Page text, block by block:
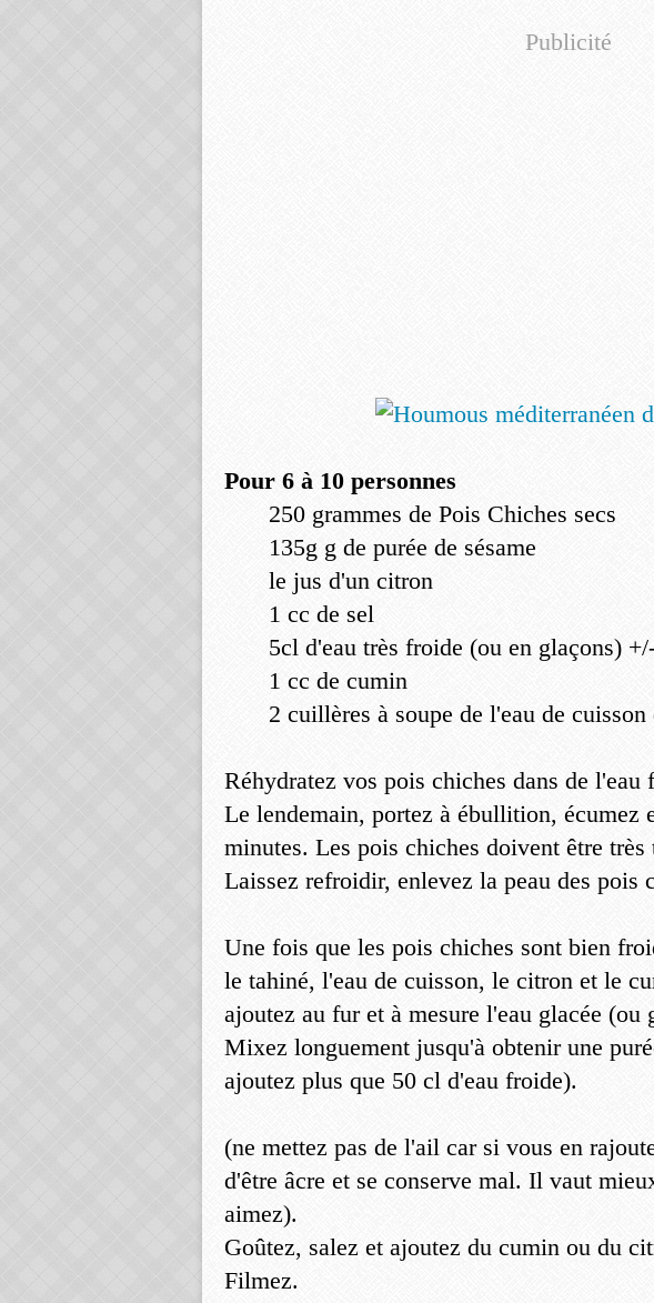
Publicité
Pour 6 à 10 personnes
250 grammes de Pois Chiches secs
135g g de purée de sésame
le jus d'un citron
1 cc de sel
5cl d'eau très froide (ou en glaçons)
1 cc de cumin
2 cuillères à soupe de l'eau de
Réhydratez vos pois chiches dans de l'eau
Le lendemain, portez à ébullition, écumez
minutes. Les pois chiches doivent être très
Laissez refroidir, enlevez la peau des pois
Une fois que les pois chiches sont bien
le tahiné, l'eau de cuisson, le citron et le
ajoutez au fur et à mesure l'eau glacée (ou
Mixez longuement jusqu'à obtenir une
ajoutez plus que 50 cl d'eau froide).
(ne mettez pas de l'ail car si vous en
d'être âcre et se conserve mal. Il vaut
aimez).
Goûtez, salez et ajoutez du cumin ou du
Filmez.